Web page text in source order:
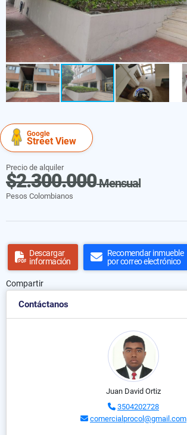
Google
Street View
Precio de alquiler
$2.300.000Mensual
Pesos Colombianos
Descargar
información
Recomendar inmueble
por correo electrónico
Compartir
Contáctanos
Juan David Ortiz
3504202728
comercialprocol@gmail.com